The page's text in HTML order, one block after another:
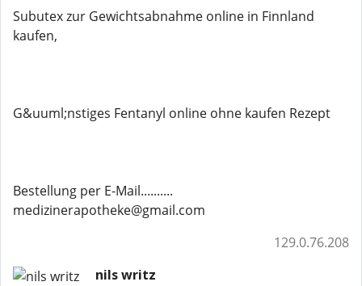
Subutex zur Gewichtsabnahme online in Finnland
kaufen,
G&uuml;nstiges Fentanyl online ohne kaufen Rezept
Bestellung per E-Mail..........
medizinerapotheke@gmail.com
129.0.76.208
nils writz